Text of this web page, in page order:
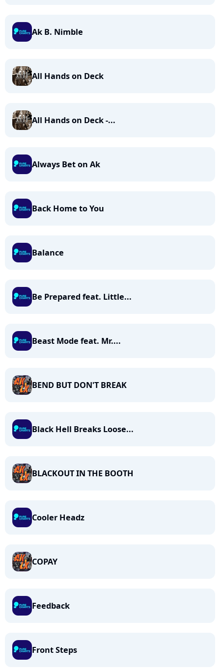
Ak B. Nimble
All Hands on Deck
All Hands on Deck -...
Always Bet on Ak
Back Home to You
Balance
Be Prepared feat. Little...
Beast Mode feat. Mr....
BEND BUT DON'T BREAK
Black Hell Breaks Loose...
BLACKOUT IN THE BOOTH
Cooler Headz
COPAY
Feedback
Front Steps